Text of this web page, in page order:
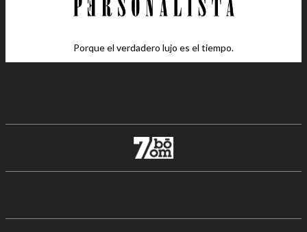
Porque el verdadero lujo es el tiempo.